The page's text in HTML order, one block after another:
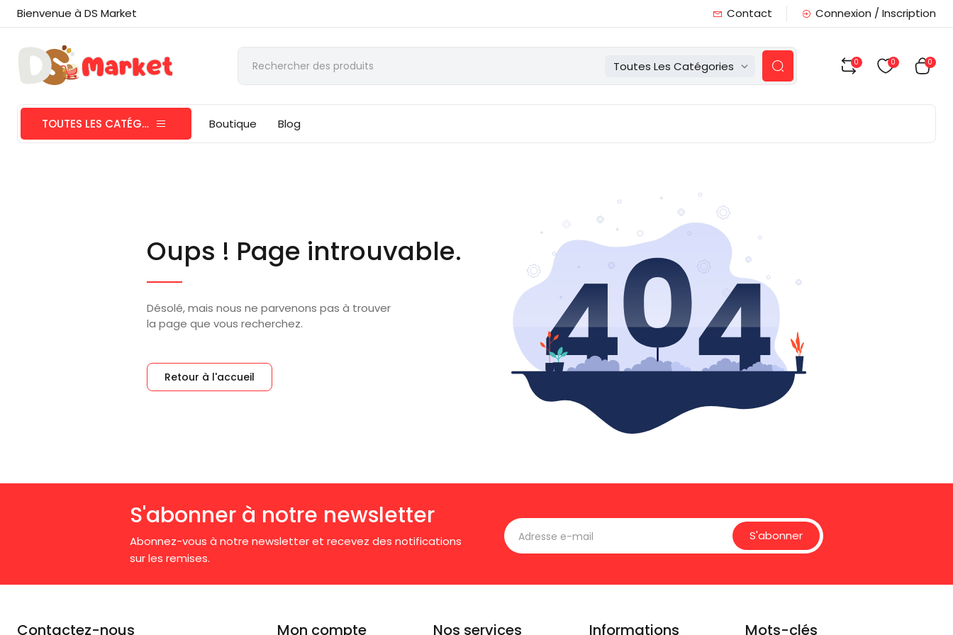
Bienvenue à DS Market Contact Connexion / Inscription
Toutes Les Catégories 0 0 0
TOUTES LES CATÉGORIES Boutique Blog
Oups ! Page introuvable.
Désolé, mais nous ne parvenons pas à trouver
la page que vous recherchez.
Retour à l'accueil
S'abonner à notre newsletter
Abonnez-vous à notre newsletter et recevez des notifications
sur les remises.
S'abonner
Contactez-nous Mon compte Nos services Informations Mots-clés